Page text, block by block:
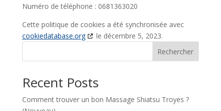
Numéro de téléphone : 0681363020
Cette politique de cookies a été synchronisée avec
cookiedatabase.org
le décembre 5, 2023.
Rechercher
Recent Posts
Comment trouver un bon Massage Shiatsu Troyes ?